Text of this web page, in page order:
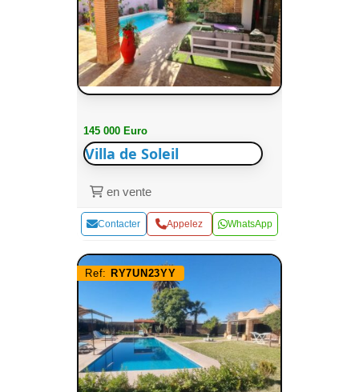
145 000 Euro
Villa de Soleil
en vente
Contacter Appelez WhatsApp
Ref: RY7UN23YY